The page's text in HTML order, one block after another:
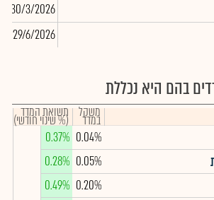
30/3/2026
29/6/2026
בהם היא נכללת
משקל
במדד תשואת המדד
(% שינוי חודשי)
0.04%
0.37%
0.05%
0.28%
0.20%
0.49%